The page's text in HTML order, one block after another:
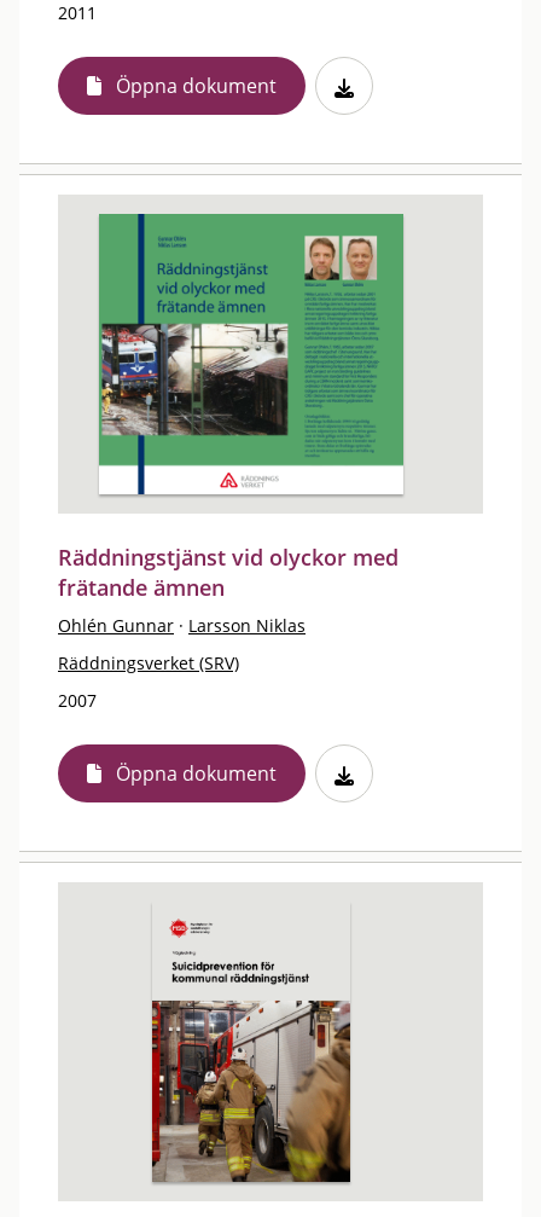
2011
Öppna dokument
Räddningstjänst vid olyckor med
frätande ämnen
Ohlén Gunnar · Larsson Niklas
Räddningsverket (SRV)
2007
Öppna dokument